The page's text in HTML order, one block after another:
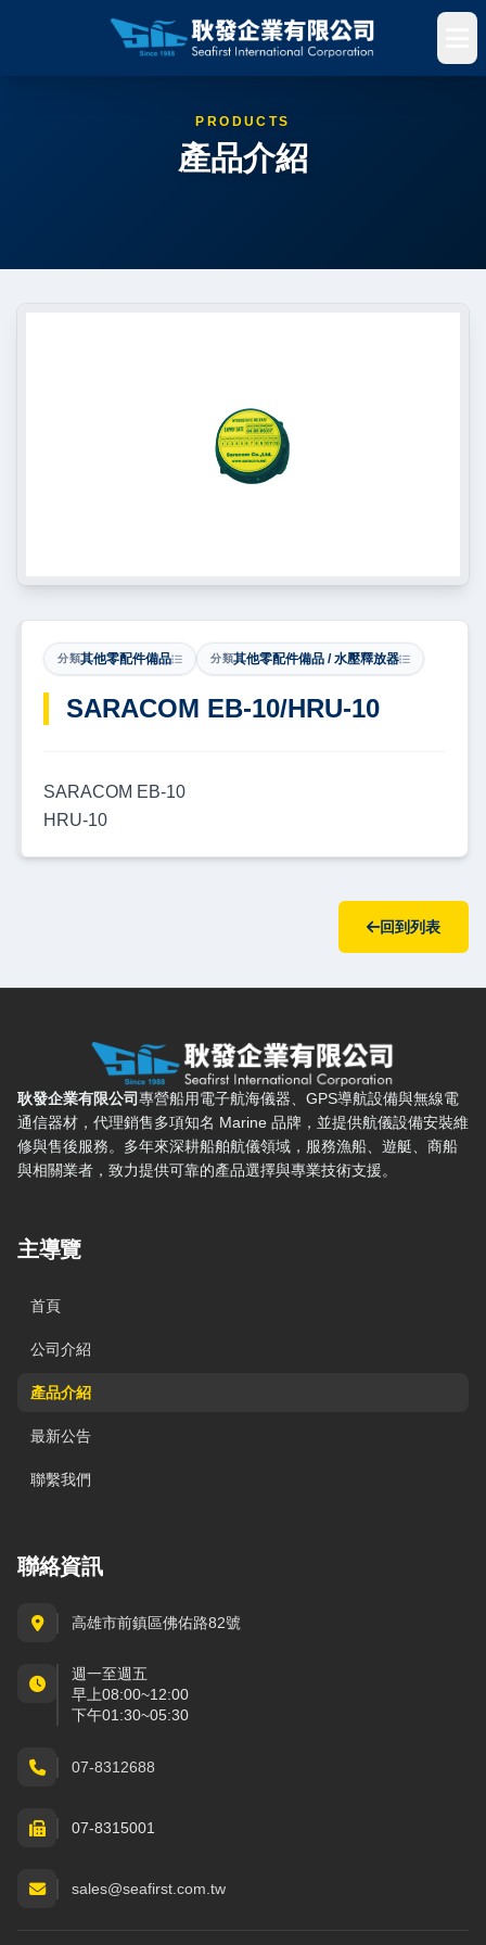
PRODUCTS
產品介紹
分類其他零配件備品 分類其他零配件備品 / 水壓釋放器
​SARACOM EB-10/HRU-10
SARACOM EB-10
HRU-10
回到列表
耿發企業有限公司 — 網站概要、主導覽與聯絡方式
耿發企業有限公司專營船用電子航海儀器、GPS導航設備與無線電
通信器材，代理銷售多項知名 Marine 品牌，並提供航儀設備安裝維
修與售後服務。多年來深耕船舶航儀領域，服務漁船、遊艇、商船
與相關業者，致力提供可靠的產品選擇與專業技術支援。
主導覽
首頁
公司介紹
產品介紹
最新公告
聯繫我們
聯絡資訊
高雄市前鎮區佛佑路82號
週一至週五
早上08:00~12:00
下午01:30~05:30
07-8312688
07-8315001
sales@seafirst.com.tw